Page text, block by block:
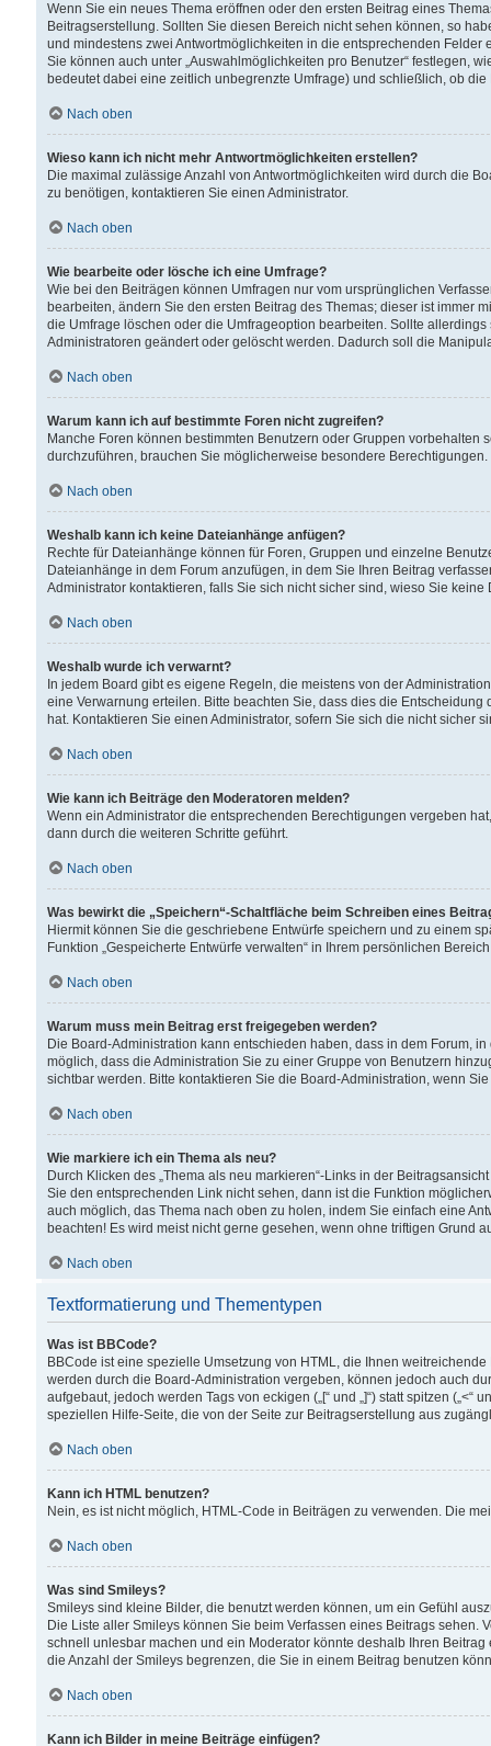
Wenn Sie ein neues Thema eröffnen oder den ersten Beitrag eines
Beitragserstellung. Sollten Sie diesen Bereich nicht sehen können, so
und mindestens zwei Antwortmöglichkeiten in die entsprechenden
Sie können auch unter „Auswahlmöglichkeiten pro Benutzer“ festlegen,
bedeutet dabei eine zeitlich unbegrenzte Umfrage) und schließlich, ob
Nach oben
Wieso kann ich nicht mehr Antwortmöglichkeiten erstellen?
Die maximal zulässige Anzahl von Antwortmöglichkeiten wird durch die
zu benötigen, kontaktieren Sie einen Administrator.
Nach oben
Wie bearbeite oder lösche ich eine Umfrage?
Wie bei den Beiträgen können Umfragen nur vom ursprünglichen
bearbeiten, ändern Sie den ersten Beitrag des Themas; dieser ist immer
die Umfrage löschen oder die Umfrageoption bearbeiten. Sollte
Administratoren geändert oder gelöscht werden. Dadurch soll die
Nach oben
Warum kann ich auf bestimmte Foren nicht zugreifen?
Manche Foren können bestimmten Benutzern oder Gruppen
durchzuführen, brauchen Sie möglicherweise besondere
Nach oben
Weshalb kann ich keine Dateianhänge anfügen?
Rechte für Dateianhänge können für Foren, Gruppen und einzelne
Dateianhänge in dem Forum anzufügen, in dem Sie Ihren Beitrag
Administrator kontaktieren, falls Sie sich nicht sicher sind, wieso Sie
Nach oben
Weshalb wurde ich verwarnt?
In jedem Board gibt es eigene Regeln, die meistens von der
eine Verwarnung erteilen. Bitte beachten Sie, dass dies die
hat. Kontaktieren Sie einen Administrator, sofern Sie sich die nicht sicher
Nach oben
Wie kann ich Beiträge den Moderatoren melden?
Wenn ein Administrator die entsprechenden Berechtigungen vergeben
dann durch die weiteren Schritte geführt.
Nach oben
Was bewirkt die „Speichern“-Schaltfläche beim Schreiben eines
Hiermit können Sie die geschriebene Entwürfe speichern und zu einem
Funktion „Gespeicherte Entwürfe verwalten“ in Ihrem persönlichen
Nach oben
Warum muss mein Beitrag erst freigegeben werden?
Die Board-Administration kann entschieden haben, dass in dem Forum,
möglich, dass die Administration Sie zu einer Gruppe von Benutzern
sichtbar werden. Bitte kontaktieren Sie die Board-Administration, wenn
Nach oben
Wie markiere ich ein Thema als neu?
Durch Klicken des „Thema als neu markieren“-Links in der
Sie den entsprechenden Link nicht sehen, dann ist die Funktion
auch möglich, das Thema nach oben zu holen, indem Sie einfach eine
beachten! Es wird meist nicht gerne gesehen, wenn ohne triftigen Grund
Nach oben
Textformatierung und Thementypen
Was ist BBCode?
BBCode ist eine spezielle Umsetzung von HTML, die Ihnen
werden durch die Board-Administration vergeben, können jedoch auch
aufgebaut, jedoch werden Tags von eckigen („[“ und „]“) statt spitzen
speziellen Hilfe-Seite, die von der Seite zur Beitragserstellung aus
Nach oben
Kann ich HTML benutzen?
Nein, es ist nicht möglich, HTML-Code in Beiträgen zu verwenden. Die
Nach oben
Was sind Smileys?
Smileys sind kleine Bilder, die benutzt werden können, um ein Gefühl
Die Liste aller Smileys können Sie beim Verfassen eines Beitrags
schnell unlesbar machen und ein Moderator könnte deshalb Ihren
die Anzahl der Smileys begrenzen, die Sie in einem Beitrag benutzen
Nach oben
Kann ich Bilder in meine Beiträge einfügen?